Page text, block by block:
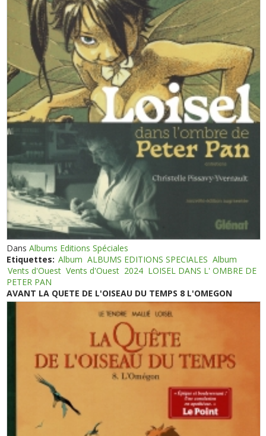
DansAlbums Editions Spéciales
Etiquettes: Album ALBUMS EDITIONS SPECIALES Album
Vents d'Ouest Vents d'Ouest 2024 LOISEL DANS L' OMBRE DE
PETER PAN
AVANT LA QUETE DE L'OISEAU DU TEMPS 8 L'OMEGON